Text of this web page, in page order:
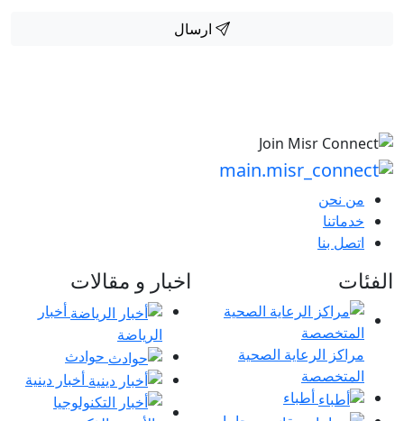
ارسال
من نحن
خدماتنا
اتصل بنا
الفئات
مراكز الرعاية الصحية
المتخصصة
أطباء
اخبار و مقالات
أخبار
الرياضة
حوادث
أخبار دينية